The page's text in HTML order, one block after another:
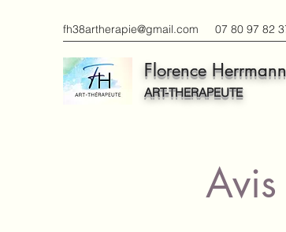
fh38artherapie@gmail.com 07 80 97 82
Florence
ART-THERAPEUTE